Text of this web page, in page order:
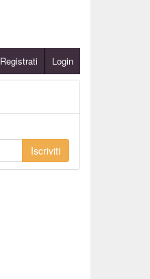
Registrati Login
Iscriviti